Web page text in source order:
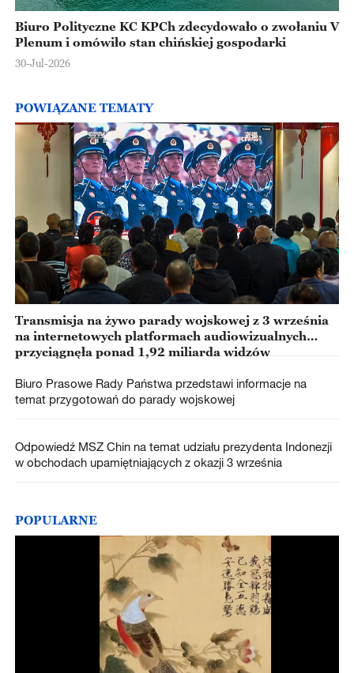
Biuro Polityczne KC KPCh zdecydowało o zwołaniu V
Plenum i omówiło stan chińskiej gospodarki
30-Jul-2026
POWIĄZANE TEMATY
Transmisja na żywo parady wojskowej z 3 września
na internetowych platformach audiowizualnych
przyciągnęła ponad 1,92 miliarda widzów
Biuro Prasowe Rady Państwa przedstawi informacje na
temat przygotowań do parady wojskowej
Odpowiedź MSZ Chin na temat udziału prezydenta Indonezji
w obchodach upamiętniających z okazji 3 września
POPULARNE